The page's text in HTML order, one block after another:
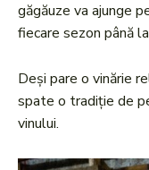
găgăuze va ajunge
fiecare sezon până
Deși pare o vinărie
spate o tradiție de
vinului.